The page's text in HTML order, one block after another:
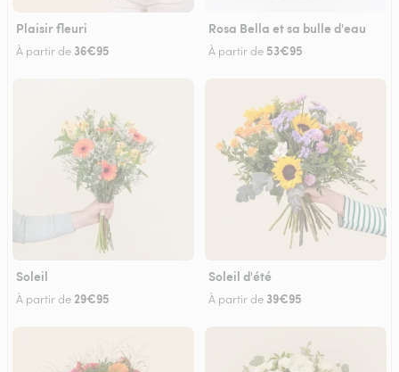
Plaisir fleuri
À partir de 36€95
Rosa Bella et sa bulle d'eau
À partir de 53€95
Soleil
À partir de 29€95
Soleil d'été
À partir de 39€95